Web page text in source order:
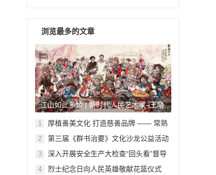
浏览最多的文章
江山如此多娇 | 新时代人民艺术家–王晓
鹏
1
厚植善美文化 打造慈善品牌 —— 常熟
举行六个慈善文化教育基地授牌仪式
2
第三届《群书治要》文化沙龙公益活动
在北京顺利举行
3
深入开展安全生产大检查“回头看”督导
检查
4 烈士纪念日向人民英雄敬献花篮仪式